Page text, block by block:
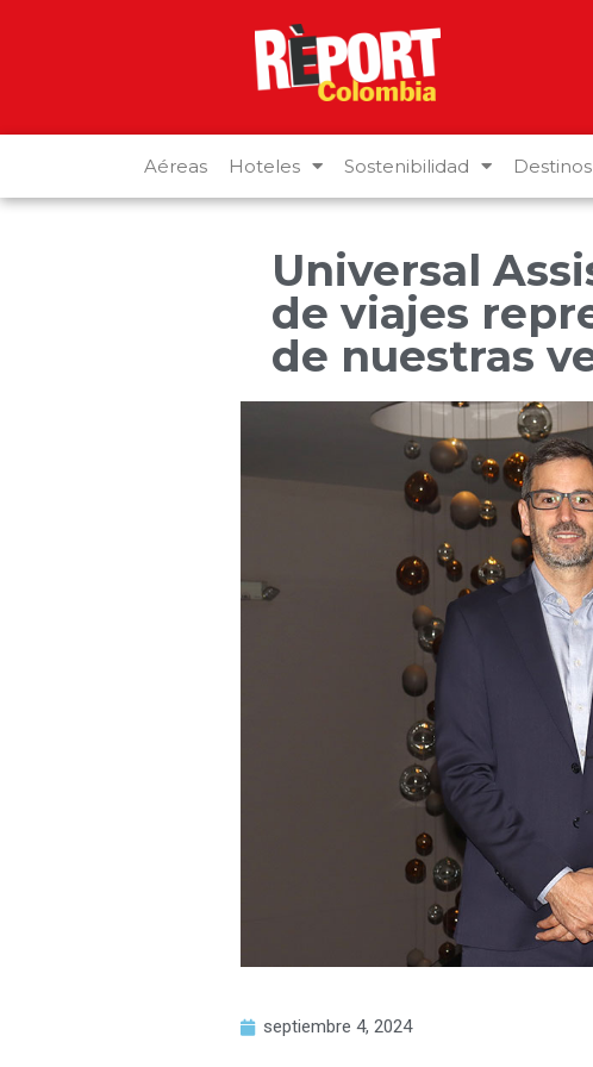
Aéreas Hoteles Sostenibilidad Destinos
Universal
de viajes
de nuestras
septiembre 4, 2024